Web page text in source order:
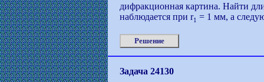
дифракционная картина. Найти
наблюдается при r1 = 1 мм, а
Решение
Задача 24130